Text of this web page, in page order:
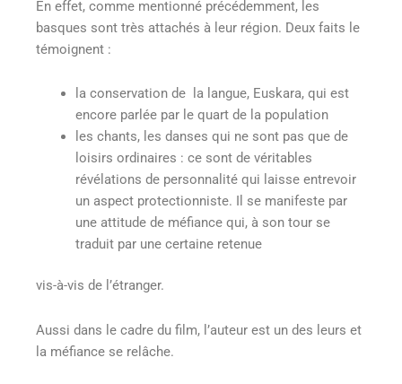
En effet, comme mentionné précédemment, les
basques sont très attachés à leur région. Deux faits le
témoignent :
la conservation de la langue, Euskara, qui est
encore parlée par le quart de la population
les chants, les danses qui ne sont pas que de
loisirs ordinaires : ce sont de véritables
révélations de personnalité qui laisse entrevoir
un aspect protectionniste. Il se manifeste par
une attitude de méfiance qui, à son tour se
traduit par une certaine retenue
vis-à-vis de l’étranger.
Aussi dans le cadre du film, l’auteur est un des leurs et
la méfiance se relâche.